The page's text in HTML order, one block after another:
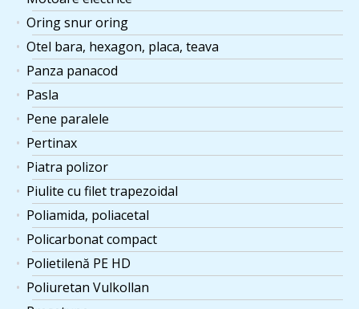
Oring snur oring
Otel bara, hexagon, placa, teava
Panza panacod
Pasla
Pene paralele
Pertinax
Piatra polizor
Piulite cu filet trapezoidal
Poliamida, poliacetal
Policarbonat compact
Polietilenă PE HD
Poliuretan Vulkollan